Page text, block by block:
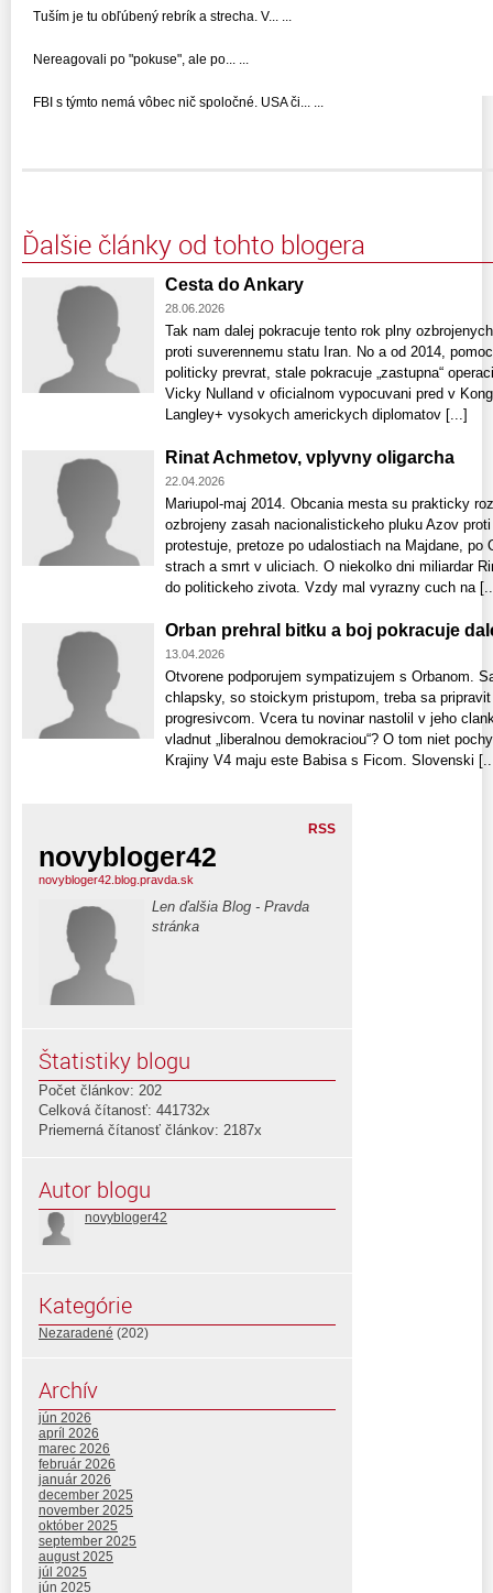
Tuším je tu obľúbený rebrík a strecha. V... ...
Nereagovali po "pokuse", ale po... ...
FBI s týmto nemá vôbec nič spoločné. USA či... ...
Ďalšie články od tohto blogera
Cesta do Ankary
28.06.2026
Tak nam dalej pokracuje tento rok plny
proti suverennemu statu Iran. No a od 2014,
politicky prevrat, stale pokracuje „zastupna“
Vicky Nulland v oficialnom vypocuvani pred v
Langley+ vysokych americkych diplomatov [...]
Rinat Achmetov, vplyvny oligarcha
22.04.2026
Mariupol-maj 2014. Obcania mesta su prakticky
ozbrojeny zasah nacionalistickeho pluku Azov
protestuje, pretoze po udalostiach na Majdane, po
strach a smrt v uliciach. O niekolko dni miliardar
do politickeho zivota. Vzdy mal vyrazny cuch na
Orban prehral bitku a boj pokracuje
13.04.2026
Otvorene podporujem sympatizujem s Orbanom.
chlapsky, so stoickym pristupom, treba sa
progresivcom. Vcera tu novinar nastolil v jeho
vladnut „liberalnou demokraciou“? O tom niet
Krajiny V4 maju este Babisa s Ficom. Slovenski
RSS
novybloger42
novybloger42.blog.pravda.sk
Len ďalšia Blog - Pravda
stránka
Štatistiky blogu
Počet článkov: 202
Celková čítanosť: 441732x
Priemerná čítanosť článkov: 2187x
Autor blogu
novybloger42
Kategórie
Nezaradené (202)
Archív
jún 2026
apríl 2026
marec 2026
február 2026
január 2026
december 2025
november 2025
október 2025
september 2025
august 2025
júl 2025
jún 2025